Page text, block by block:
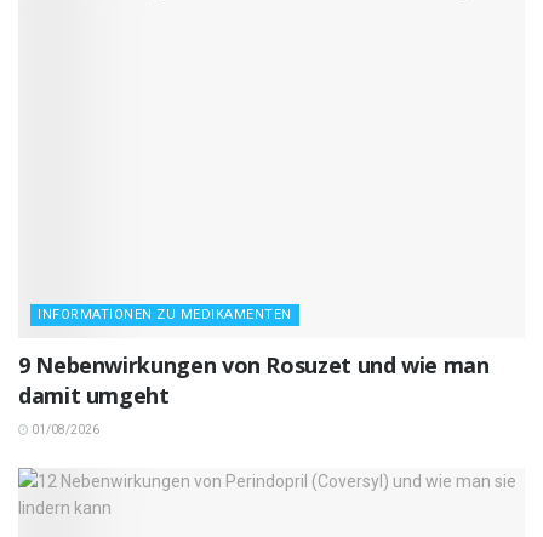
INFORMATIONEN ZU MEDIKAMENTEN
9 Nebenwirkungen von Rosuzet und wie man
damit umgeht
01/08/2026